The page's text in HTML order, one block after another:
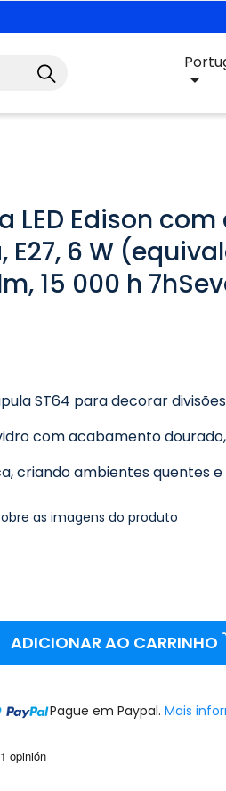

LED Edison
E27, 6 W
15 000 h
ST64 para decorar
com acabamento dourado,
criando ambientes quentes
as imagens do produto
ADICIONAR AO CARRINHO
Pague em Paypal.Mais